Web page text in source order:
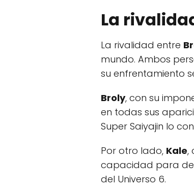
La
La rivalidad entre
mundo. Ambos
su enfrentamiento
Broly, con su
en todas sus
Super Saiyajin lo
Por otro lado, Kale,
capacidad para
del Universo 6.